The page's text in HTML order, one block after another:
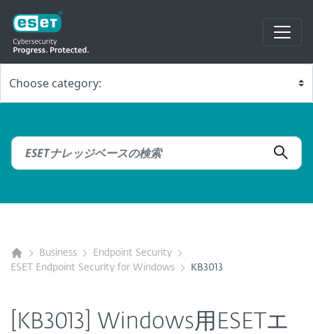
Business
Endpoint Security
ESET Endpoint Security for Windows
KB3013
[KB3013] Windows用ESETエ